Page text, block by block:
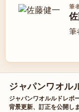
筆
筆
ジャパンワオル
ジャパンワオルルドレポ
背景更新、訂正を公開しま